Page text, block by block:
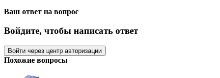
Ваш ответ на вопрос
Войдите, чтобы написать ответ
Войти через центр авторизации
Похожие вопросы